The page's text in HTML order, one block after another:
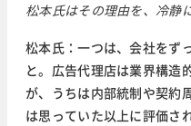
松本氏はその理由を、冷静
松本氏：一つは、会社をず
と。広告代理店は業界構造
が、うちは内部統制や契約
は思っていた以上に評価さ